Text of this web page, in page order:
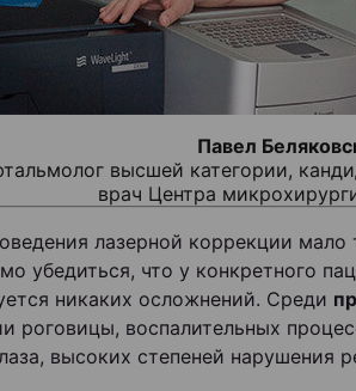
Павел
высшей категории,
врач Центра
лазерной коррекции мало
убедиться, что у конкретного
никаких осложнений. Среди
роговицы, воспалительных
высоких степеней нарушения